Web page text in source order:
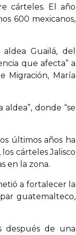
cárteles. El año
600 mexicanos,
Guailá, del
que afecta” a
Migración, María
donde “se
últimos años ha
cárteles Jalisco
en la zona.
a fortalecer la
guatemalteco,
después de una